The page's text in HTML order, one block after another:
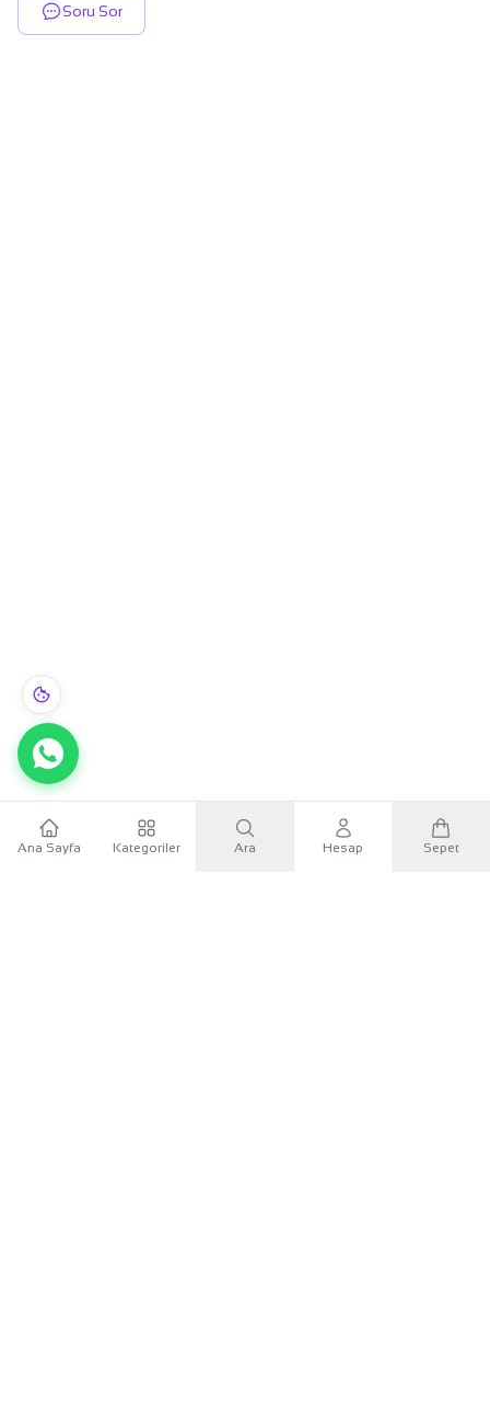
Soru Sor
WhatsApp
Ana Sayfa Kategoriler Ara Hesap Sepet